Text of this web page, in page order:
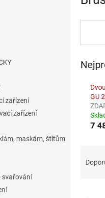
zařízení
zařízení
maskám, štítům
svařování
GU
7